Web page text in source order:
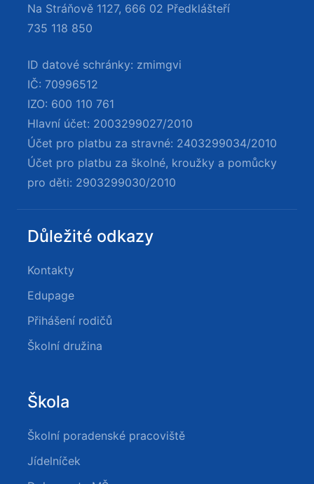
Na Stráňově 1127, 666 02 Předklášteří
735 118 850
ID datové schránky: zmimgvi
IČ: 70996512
IZO: 600 110 761
Hlavní účet: 2003299027/2010
Účet pro platbu za stravné: 2403299034/2010
Účet pro platbu za školné, kroužky a pomůcky
pro děti: 2903299030/2010
Důležité odkazy
Kontakty
Edupage
Přihášení rodičů
Školní družina
Škola
Školní poradenské pracoviště
Jídelníček